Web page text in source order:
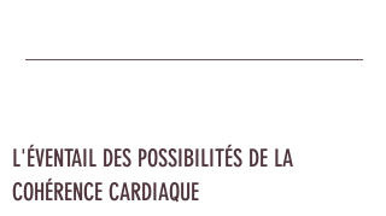
L'ÉVENTAIL DES POSSIBILITÉS DE LA
COHÉRENCE CARDIAQUE